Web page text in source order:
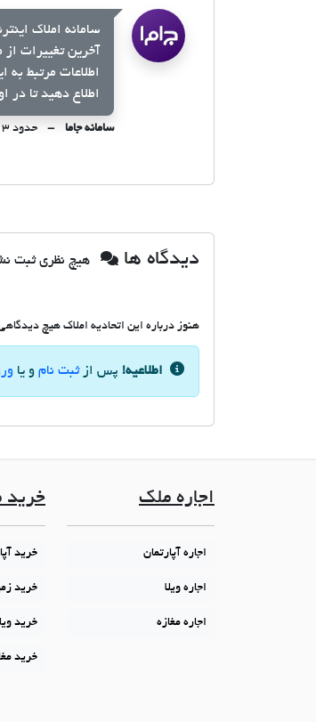
سامانه املاک
آخرین تغییرات
اطلاعات مرتبط به
اطلاع دهید تا در
سامانه جاما حدود ۳ ساعت از حال
دیدگاه ها هیچ نظری ثبت
هنوز درباره این اتحادیه املاک هیچ
اطلاعیه! پس ازثبت نام و یا
اجاره ملک
اجاره آپارتمان
اجاره ویلا
اجاره مغازه
خرید
خرید
خرید
خرید
خرید